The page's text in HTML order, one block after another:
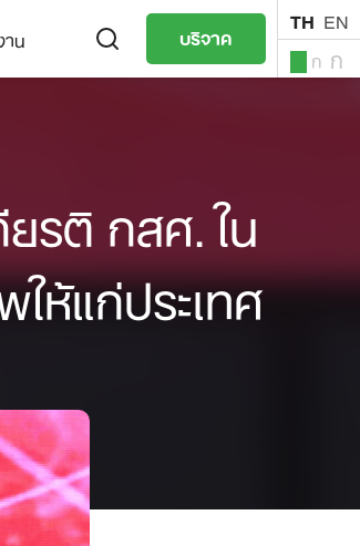
น บริจาค TH EN
ก ก
รติ กสศ. ใน
ห้แก่ประเทศ